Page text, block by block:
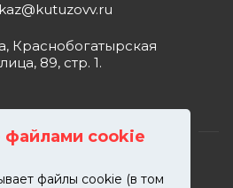
файлами cookie
файлы cookie (в том
Краснобогатырская
89, стр. 1.